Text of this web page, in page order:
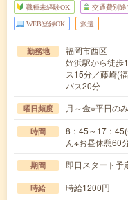
職種未経験OK 交通費別途
WEB登録OK 派遣
勤務地
福岡市西区
姪浜駅から徒歩
ス15分／藤崎(
バス20分
曜日頻度 月～金※平日のみ
時間
8：45～17：
ん※お昼休憩60
期間 即日スタート予
時給 時給1200円